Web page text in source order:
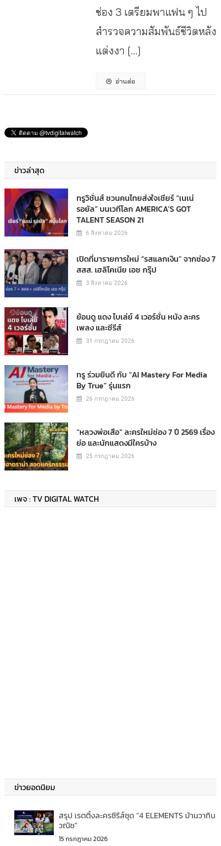
ช่อง 3 เตรียมพาแฟน ๆ ไป
สำรวจความสัมพันธ์ชีวิตหลัง
แต่งงา […]
อ่านต่อ
ข่าวล่าสุด
ทรูวิชั่นส์ ชวนคนไทยส่งใจเชียร์ “เนเน่
รอยัล” บนเวทีโลก AMERICA’S GOT
TALENT SEASON 21
6 สิงหาคม 2026
เปิดที่มารายการใหม่ “รสแลกเงิน” จากช่อง 7
สสส. เฮลิโคเนีย เอช กรุ๊ป
3 สิงหาคม 2026
ย้อนดู แดง ไบเล่ย์ 4 เวอร์ชั่น หนัง ละคร
เพลง และซีรีส์
31 กรกฎาคม 2026
ทรู ร่วมยินดี กับ “AI Mastery For Media
By True” รุ่นแรก
26 กรกฎาคม 2026
“หลวงพ่อเสือ” ละครใหม่ช่อง 7 ปี 2569 เรื่อง
ย่อ และนักแสดงมีใครบ้าง
25 กรกฎาคม 2026
เพจ : TV DIGITAL WATCH
ข่าวยอดนิยม
สรุป เรตติ้งละครซีรีส์ชุด “4 ELEMENTS บ้านวาทิน
วณิช”
15 กรกฎาคม 2026